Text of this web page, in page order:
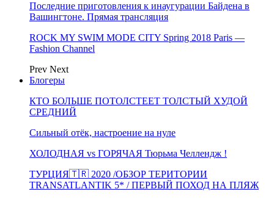
Последние приготовления к инаугурации Байдена в
Вашингтоне. Прямая трансляция
ROCK MY SWIM MODE CITY Spring 2018 Paris —
Fashion Channel
Prev Next
Блогеры
КТО БОЛЬШЕ ПОТОЛСТЕЕТ ТОЛСТЫЙ ХУДОЙ
СРЕДНИЙ
Сильный отёк, настроение на нуле
ХОЛОДНАЯ vs ГОРЯЧАЯ Тюрьма Челлендж !
ТУРЦИЯ🇹🇷 2020 /ОБЗОР ТЕРИТОРИИ
TRANSATLANTIK 5* / ПЕРВЫЙ ПОХОД НА ПЛЯЖ